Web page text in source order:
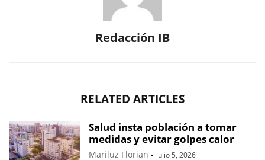
Redacción IB
RELATED ARTICLES
Salud insta población a tomar
medidas y evitar golpes calor
Mariluz Florian - julio 5, 2026